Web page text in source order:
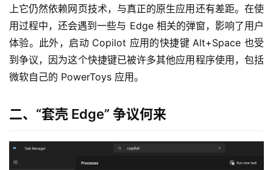
上它仍然依赖网页技术，与真正的原生应用还有差距。在使
用过程中，还会遇到一些与 Edge 相关的弹窗，影响了用户
体验。此外，启动 Copilot 应用的快捷键 Alt+Space 也受
到争议，因为这个快捷键已被许多其他应用程序使用，包括
微软自己的 PowerToys 应用。
二、“套壳 Edge” 争议何来